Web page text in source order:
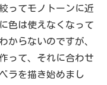
ってモノトーンに近
色は使えなくなって
からないのですが、
って、それに合わせ
ラを描き始めまし